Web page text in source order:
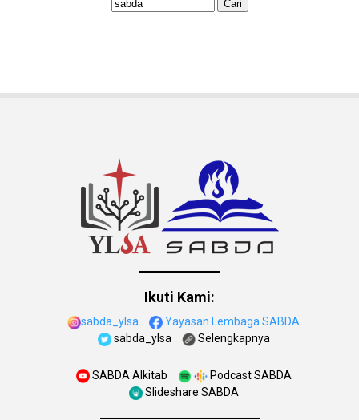
Ikuti Kami:
sabda_ylsa
Yayasan Lembaga SABDA
sabda_ylsa
Selengkapnya
SABDA Alkitab
Podcast SABDA
Slideshare SABDA